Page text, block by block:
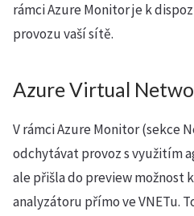
rámci Azure Monitor je k
provozu vaší sítě.
Azure Virtual
V rámci Azure Monitor (sekce
odchytávat provoz s využitím
ale přišla do preview možnost
analyzátoru přímo ve VNETu.